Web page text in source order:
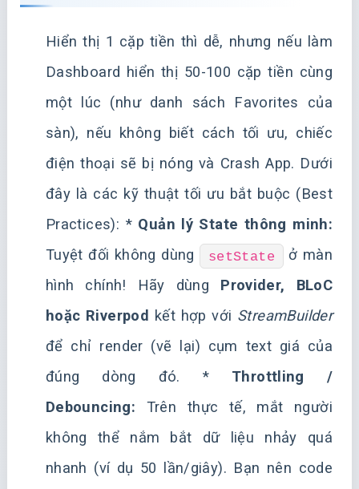
Hiển thị 1 cặp tiền thì dễ, nhưng nếu làm
Dashboard hiển thị 50-100 cặp tiền cùng
một lúc (như danh sách Favorites của
sàn), nếu không biết cách tối ưu, chiếc
điện thoại sẽ bị nóng và Crash App. Dưới
đây là các kỹ thuật tối ưu bắt buộc (Best
Practices): * Quản lý State thông minh:
Tuyệt đối không dùng
setState
ở màn
hình chính! Hãy dùng Provider, BLoC
hoặc Riverpod kết hợp với StreamBuilder
để chỉ render (vẽ lại) cụm text giá của
đúng dòng đó. * Throttling /
Debouncing: Trên thực tế, mắt người
không thể nắm bắt dữ liệu nhảy quá
nhanh (ví dụ 50 lần/giây). Bạn nên code